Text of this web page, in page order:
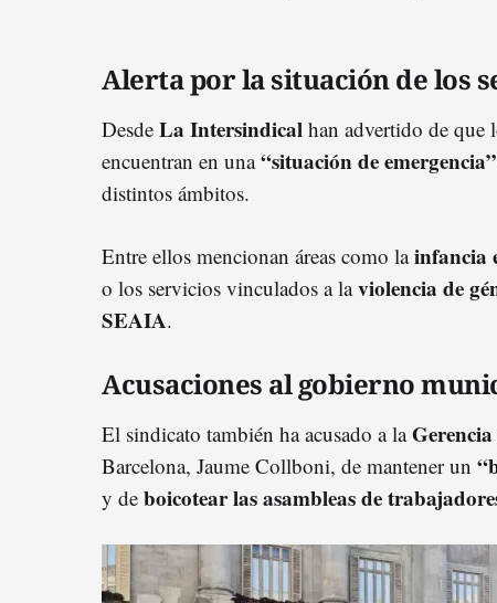
Alerta por la situación de los
Desde La Intersindical han advertido de que
encuentran en una“situación de emergencia”
distintos ámbitos.
Entre ellos mencionan áreas como lainfancia
o los servicios vinculados a laviolencia de
SEAIA.
Acusaciones al gobierno
El sindicato también ha acusado a la
Barcelona, Jaume Collboni, de mantener un
y de boicotear las asambleas de